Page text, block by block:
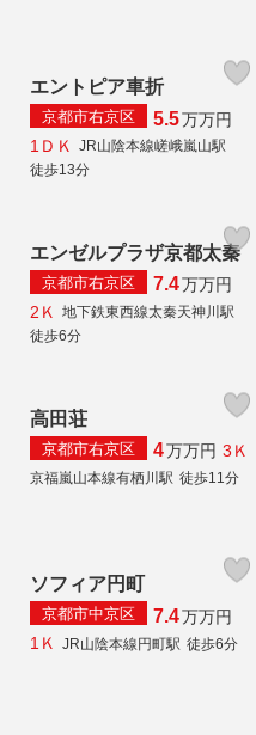
エントピア車折
京都市右京区 5.5万万円
1ＤＫ
JR山陰本線嵯峨嵐山駅
徒歩13分
エンゼルプラザ京都太秦
京都市右京区 7.4万万円
2Ｋ
地下鉄東西線太秦天神川駅
徒歩6分
高田荘
京都市右京区 4万万円 3Ｋ
京福嵐山本線有栖川駅 徒歩11分
ソフィア円町
京都市中京区 7.4万万円
1Ｋ
JR山陰本線円町駅 徒歩6分